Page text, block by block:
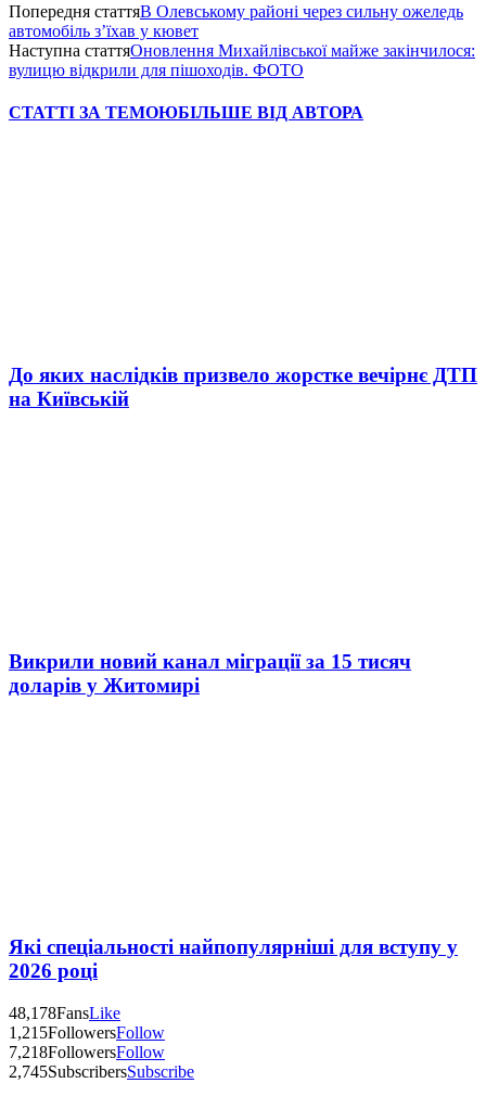
Попередня статтяВ Олевському районі через сильну ожеледь
автомобіль з’їхав у кювет
Наступна статтяОновлення Михайлівської майже закінчилося:
вулицю відкрили для пішоходів. ФОТО
СТАТТІ ЗА ТЕМОЮБІЛЬШЕ ВІД АВТОРА
До яких наслідків призвело жорстке вечірнє ДТП
на Київській
Викрили новий канал міграції за 15 тисяч
доларів у Житомирі
Які спеціальності найпопулярніші для вступу у
2026 році
48,178FansLike
1,215FollowersFollow
7,218FollowersFollow
2,745SubscribersSubscribe